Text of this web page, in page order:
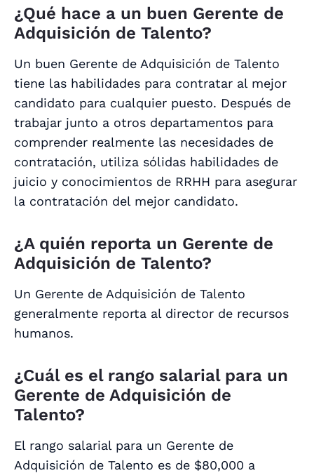
¿Qué hace a un buen Gerente de
Adquisición de Talento?
Un buen Gerente de Adquisición de Talento
tiene las habilidades para contratar al mejor
candidato para cualquier puesto. Después de
trabajar junto a otros departamentos para
comprender realmente las necesidades de
contratación, utiliza sólidas habilidades de
juicio y conocimientos de RRHH para asegurar
la contratación del mejor candidato.
¿A quién reporta un Gerente de
Adquisición de Talento?
Un Gerente de Adquisición de Talento
generalmente reporta al director de recursos
humanos.
¿Cuál es el rango salarial para un
Gerente de Adquisición de
Talento?
El rango salarial para un Gerente de
Adquisición de Talento es de $80,000 a